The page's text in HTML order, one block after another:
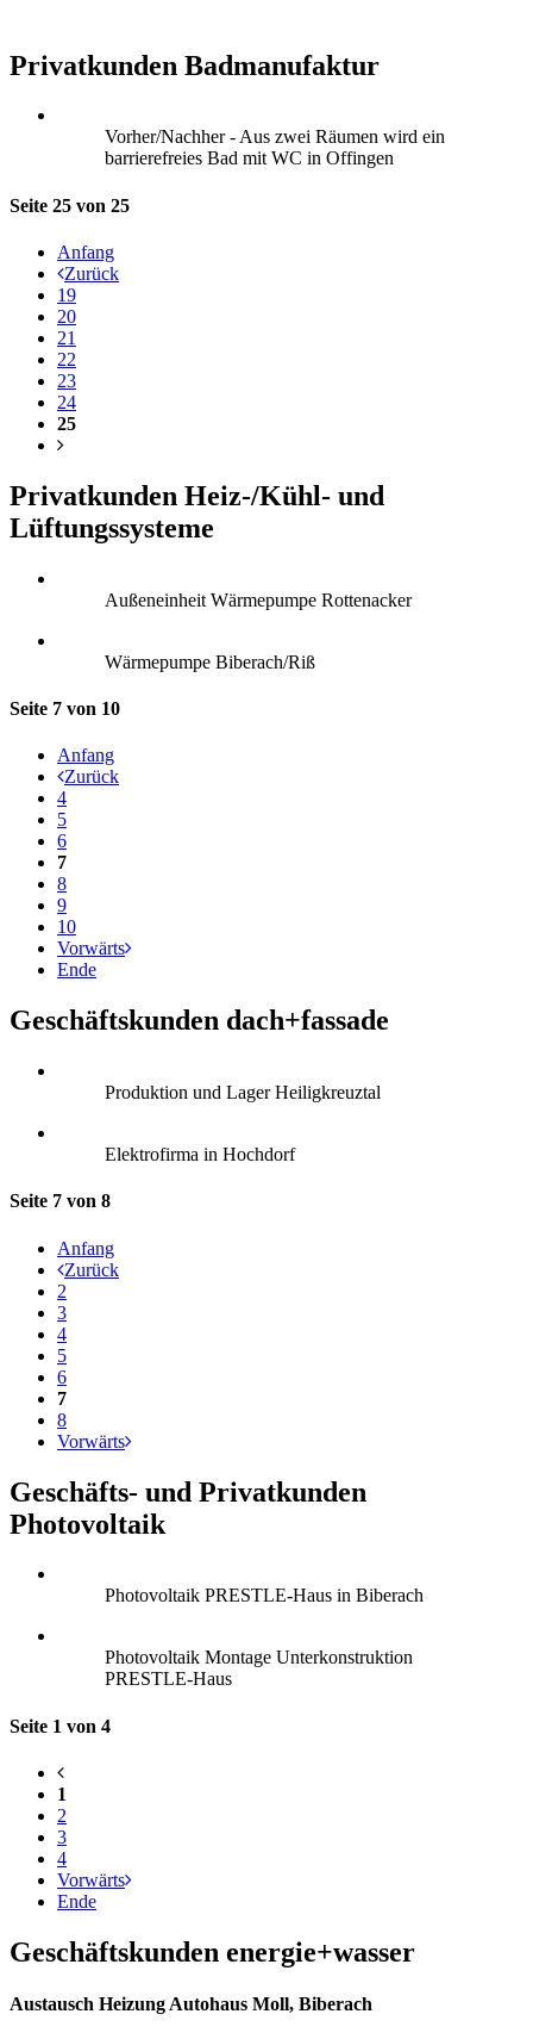
Privatkunden Badmanufaktur
Vorher/Nachher - Aus zwei Räumen wird ein
barrierefreies Bad mit WC in Offingen
Seite 25 von 25
Anfang
Zurück
19
20
21
22
23
24
25
Privatkunden Heiz-/Kühl- und
Lüftungssysteme
Außeneinheit Wärmepumpe Rottenacker
Wärmepumpe Biberach/Riß
Seite 7 von 10
Anfang
Zurück
4
5
6
7
8
9
10
Vorwärts
Ende
Geschäftskunden dach+fassade
Produktion und Lager Heiligkreuztal
Elektrofirma in Hochdorf
Seite 7 von 8
Anfang
Zurück
2
3
4
5
6
7
8
Vorwärts
Geschäfts- und Privatkunden
Photovoltaik
Photovoltaik PRESTLE-Haus in Biberach
Photovoltaik Montage Unterkonstruktion
PRESTLE-Haus
Seite 1 von 4
1
2
3
4
Vorwärts
Ende
Geschäftskunden energie+wasser
Austausch Heizung Autohaus Moll, Biberach